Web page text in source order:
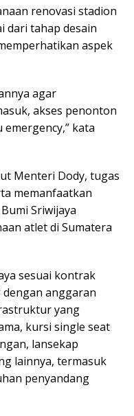
renovasi stadion
dari tahap desain
aspek
agar
akses penonton
kata
Menteri Dody, tugas
memanfaatkan
Sriwijaya
atlet di Sumatera
sesuai kontrak
dengan anggaran
yang
kursi single seat
lansekap
lainnya, termasuk
penyandang